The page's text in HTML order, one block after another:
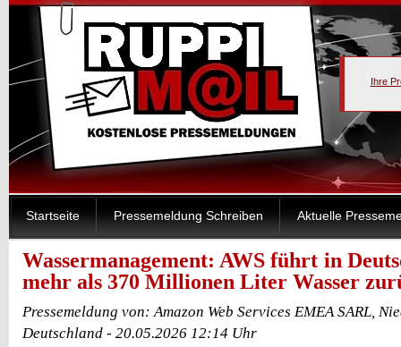
Ihre
Startseite Pressemeldung Schreiben Aktuelle
Wassermanagement: AWS führt in
mehr als 370 Millionen Liter Wasser
Pressemeldung von: Amazon Web Services EMEA SARL,
Deutschland - 20.05.2026 12:14 Uhr